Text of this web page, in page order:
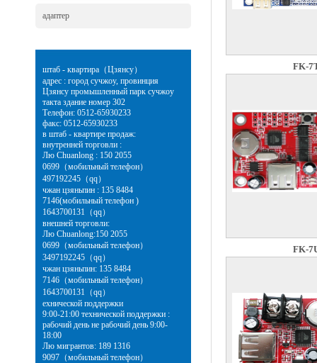
адаптер
штаб - квартира（Цзянсу）
адрес : город сучжоу, провинция
Цзянсу промышленный парк сучжоу
такта здание номер 302
Телефон: 0512-65930233
факс: 0512-65930233
в штаб - квартире продаж:
внутренней торговли :
Лю Chuanlong : 150 2055
0699（мобильный телефон）
497192245（qq）
чжан цзяньпин : 135 8484
7146(мобильный телефон )
1643700131（qq）
внешней торговли:
Лю Chuanlong:150 2055
0699（мобильный телефон）
3497192245（qq）
чжан цзяньпин: 135 8484
7146（мобильный телефон）
1643700131（qq）
ехнической поддержки
9:00-21:00 технической поддержки :
рабочий день не рабочий день 9:00-
18:00
Лю мигрантов: 189 1316
9097（мобильный телефон）
FK-
FK-